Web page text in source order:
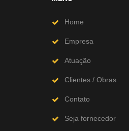
Home
Empresa
Atuação
Clientes / Obras
Contato
Seja fornecedor